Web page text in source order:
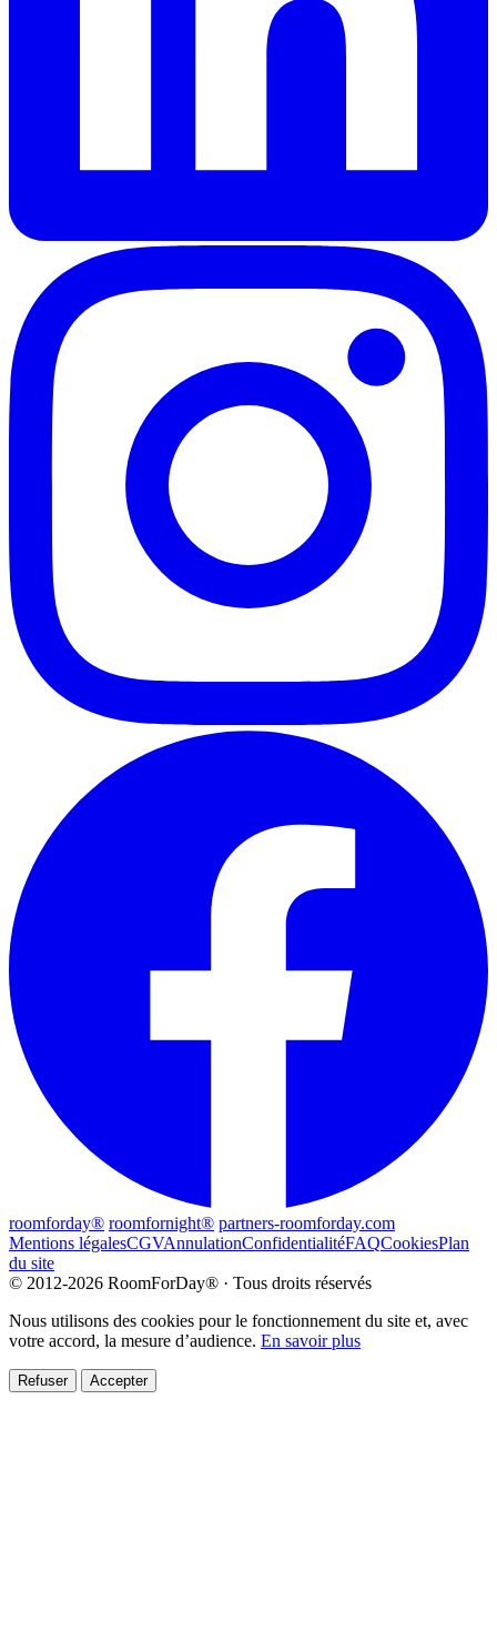
roomforday® roomfornight® partners-roomforday.com
Mentions légalesCGVAnnulationConfidentialitéFAQCookiesPlan
du site
© 2012-2026 RoomForDay® · Tous droits réservés
Nous utilisons des cookies pour le fonctionnement du site et, avec
votre accord, la mesure d’audience. En savoir plus
Refuser Accepter